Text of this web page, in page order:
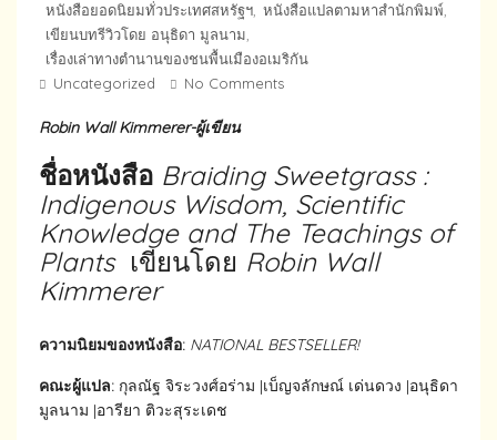
หนังสือยอดนิยมทั่วประเทศสหรัฐฯ, หนังสือแปลตามหาสำนักพิมพ์,
เขียนบทรีวิวโดย​ อนุธิดา​ มูลนาม​,
เรื่องเล่าทางตำนานของชนพื้นเมืองอเมริกัน
Uncategorized
No Comments
Robin Wall Kimmerer-ผู้เขียน
ชื่อหนังสือ Braiding Sweetgrass :
Indigenous Wisdom, Scientific
Knowledge and The Teachings of
Plants เขียนโดย Robin Wall
Kimmerer
ความนิยมของหนังสือ: NATIONAL BESTSELLER!
คณะผู้แปล: กุลณัฐ จิระวงศ์อร่าม |เบ็ญจลักษณ์ เด่นดวง |อนุธิดา
มูลนาม |อารียา ติวะสุระเดช